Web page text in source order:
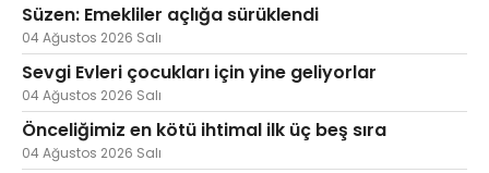
Süzen: Emekliler açlığa sürüklendi
04 Ağustos 2026 Salı
Sevgi Evleri çocukları için yine geliyorlar
04 Ağustos 2026 Salı
Önceliğimiz en kötü ihtimal ilk üç beş sıra
04 Ağustos 2026 Salı